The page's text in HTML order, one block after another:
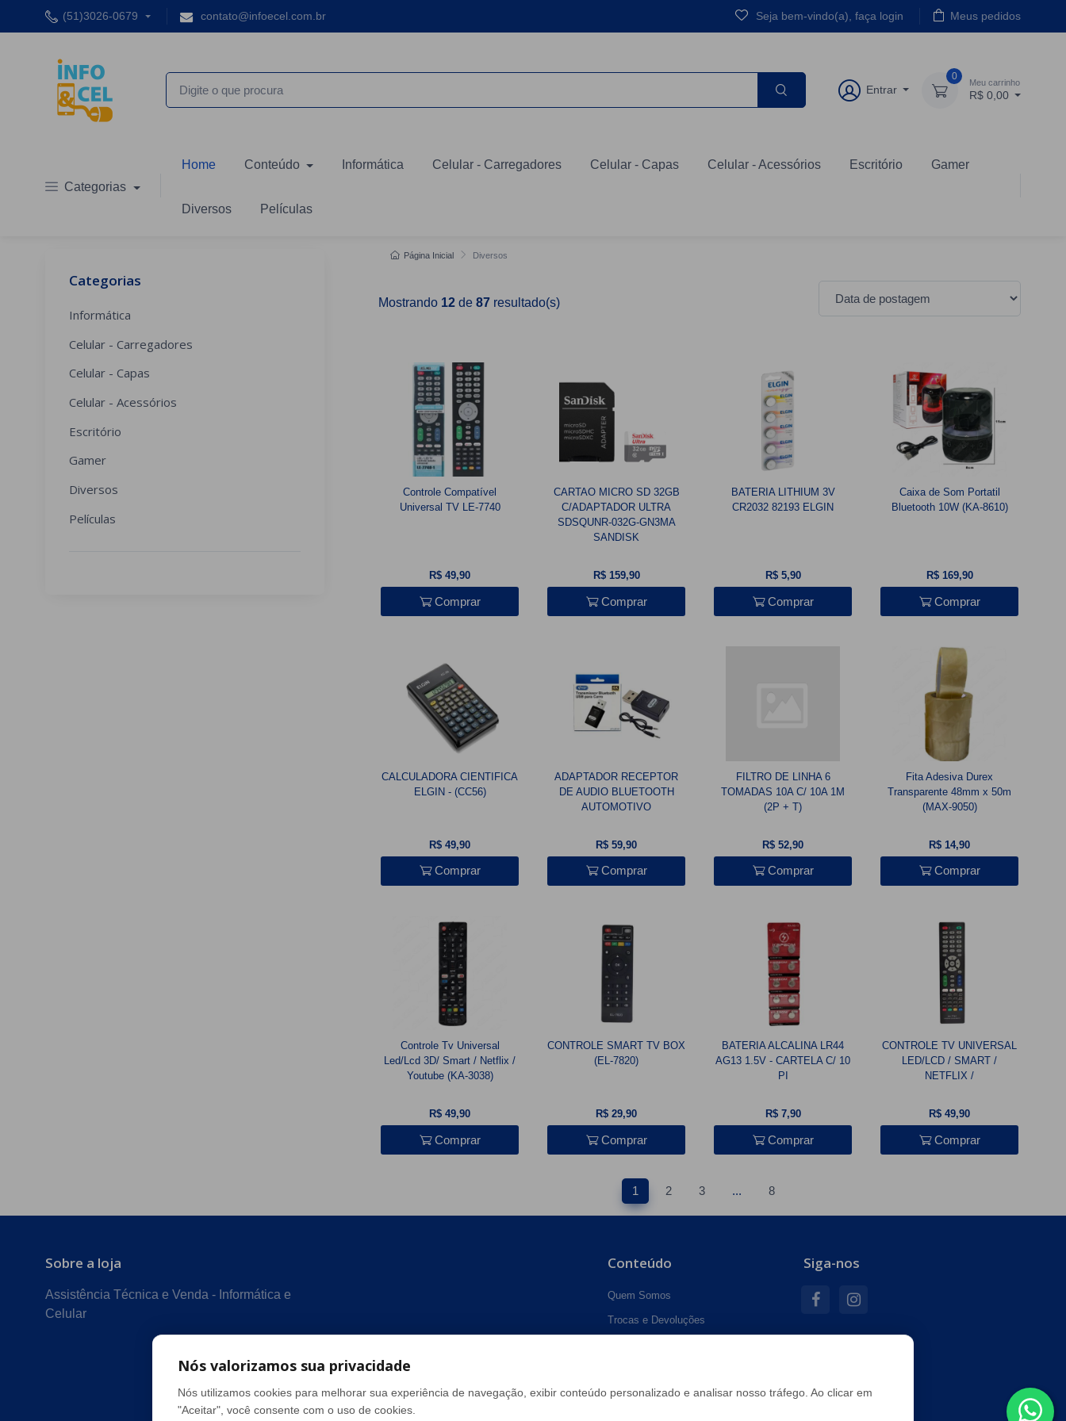
(51)3026-0679 contato@infoecel.com.br Seja bem-vindo(a), faça login Meus pedidos
Entrar
0
Meu carrinho
R$ 0,00
Categorias
Home Conteúdo Informática Celular - Carregadores Celular - Capas Celular - Acessórios Escritório Gamer
Diversos Películas
Categorias
Informática
Celular - Carregadores
Celular - Capas
Celular - Acessórios
Escritório
Gamer
Diversos
Películas
Página Inicial Diversos
Mostrando 12 de 87 resultado(s)
Controle Compatível
Universal TV LE-7740
R$ 49,90
Comprar
CARTAO MICRO SD 32GB
C/ADAPTADOR ULTRA
SDSQUNR-032G-GN3MA
SANDISK
R$ 159,90
Comprar
BATERIA LITHIUM 3V
CR2032 82193 ELGIN
R$ 5,90
Comprar
Caixa de Som Portatil
Bluetooth 10W (KA-8610)
R$ 169,90
Comprar
CALCULADORA CIENTIFICA
ELGIN - (CC56)
R$ 49,90
Comprar
ADAPTADOR RECEPTOR
DE AUDIO BLUETOOTH
AUTOMOTIVO
R$ 59,90
Comprar
FILTRO DE LINHA 6
TOMADAS 10A C/ 10A 1M
(2P + T)
R$ 52,90
Comprar
Fita Adesiva Durex
Transparente 48mm x 50m
(MAX-9050)
R$ 14,90
Comprar
Controle Tv Universal
Led/Lcd 3D/ Smart / Netflix /
Youtube (KA-3038)
R$ 49,90
Comprar
CONTROLE SMART TV BOX
(EL-7820)
R$ 29,90
Comprar
BATERIA ALCALINA LR44
AG13 1.5V - CARTELA C/ 10
PI
R$ 7,90
Comprar
CONTROLE TV UNIVERSAL
LED/LCD / SMART /
NETFLIX /
R$ 49,90
Comprar
1 2 3 ... 8
Sobre a loja
Assistência Técnica e Venda - Informática e
Celular
Conteúdo
Quem Somos
Trocas e Devoluções
Como Comprar
Siga-nos
Nós valorizamos sua privacidade
Nós utilizamos cookies para melhorar sua experiência de navegação, exibir conteúdo personalizado e analisar nosso tráfego. Ao clicar em
"Aceitar", você consente com o uso de cookies.